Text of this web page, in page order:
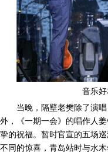
音乐
当晚，隔壁老樊除了演唱
外，《一期一会》的唱作人姜
挚的祝福。暂时官宣的五场
不同的惊喜，青岛站时与水